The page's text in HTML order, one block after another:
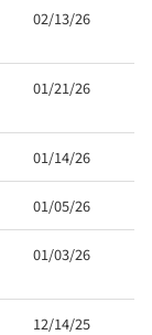
02/13/26
01/21/26
01/14/26
01/05/26
01/03/26
12/14/25